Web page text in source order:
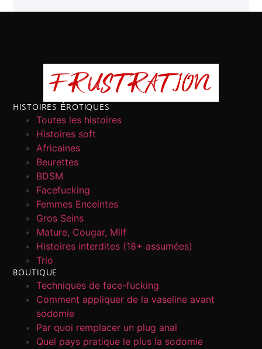
HISTOIRES ÉROTIQUES
Toutes les histoires
Histoires soft
Africaines
Beurettes
BDSM
Facefucking
Femmes Enceintes
Gros Seins
Mature, Cougar, Milf
Histoires interdites (18+ assumées)
Trio
BOUTIQUE
Techniques de face-fucking
Comment appliquer de la vaseline avant
sodomie
Par quoi remplacer un plug anal
Quel pays pratique le plus la sodomie